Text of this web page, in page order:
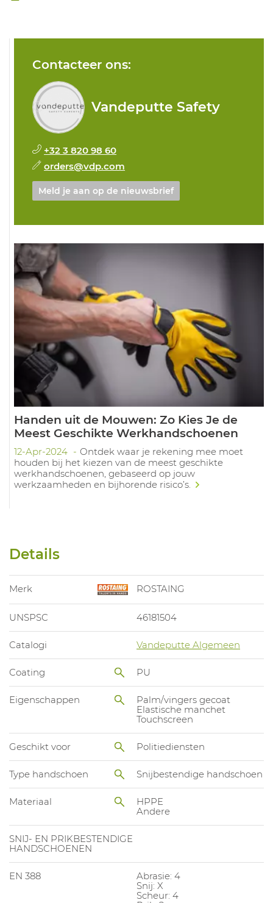
Contacteer ons:
Vandeputte Safety
+32 3 820 98 60
orders@vdp.com
Meld je aan op de nieuwsbrief
Handen uit de Mouwen: Zo Kies Je de
Meest Geschikte Werkhandschoenen
12-Apr-2024
Ontdek waar je rekening mee moet
houden bij het kiezen van de meest geschikte
werkhandschoenen, gebaseerd op jouw
werkzaamheden en bijhorende risico’s.
Details
Merk ROSTAING
UNSPSC 46181504
Catalogi Vandeputte Algemeen
Coating PU
Eigenschappen
Palm/vingers gecoat
Elastische manchet
Touchscreen
Geschikt voor Politiediensten
Type handschoen Snijbestendige handschoen
Materiaal
HPPE
Andere
SNIJ- EN PRIKBESTENDIGE
HANDSCHOENEN
EN 388
Abrasie: 4
Snij: X
Scheur: 4